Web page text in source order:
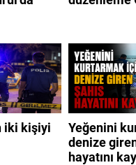
iki kişiyi
Yeğenini
denize
hayatını